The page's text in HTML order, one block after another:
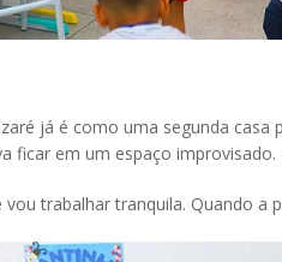
já é como uma segunda
ficar em um espaço
vou trabalhar tranquila. Quando